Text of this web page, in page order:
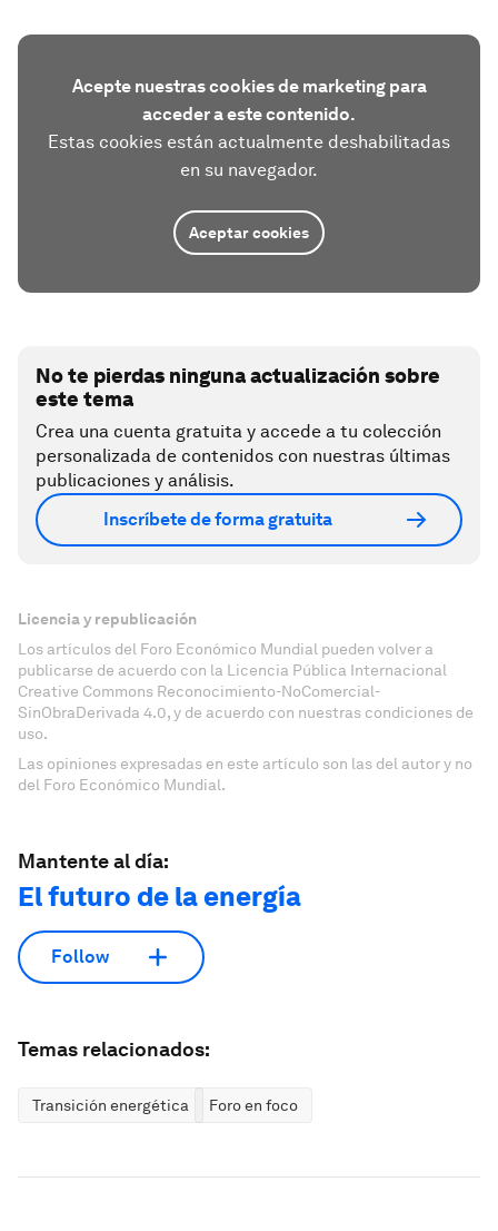
Acepte nuestras cookies de marketing para
acceder a este contenido.
Estas cookies están actualmente deshabilitadas
en su navegador.
Aceptar cookies
No te pierdas ninguna actualización sobre
este tema
Crea una cuenta gratuita y accede a tu colección
personalizada de contenidos con nuestras últimas
publicaciones y análisis.
Inscríbete de forma gratuita
Licencia y republicación
Los artículos del Foro Económico Mundial pueden volver a
publicarse de acuerdo con la Licencia Pública Internacional
Creative Commons Reconocimiento-NoComercial-
SinObraDerivada 4.0, y de acuerdo con nuestras condiciones de
uso.
Las opiniones expresadas en este artículo son las del autor y no
del Foro Económico Mundial.
Mantente al día:
El futuro de la energía
Follow
Temas relacionados:
Transición energética Foro en foco